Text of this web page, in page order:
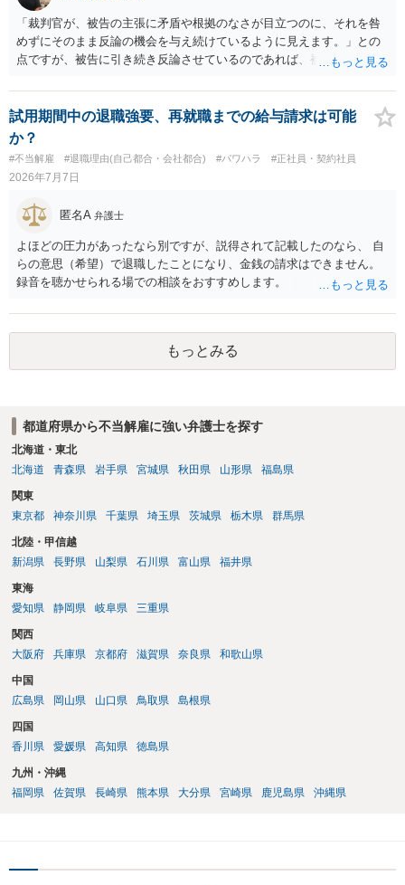
「裁判官が、被告の主張に矛盾や根拠のなさが目立つのに、それを咎
めずにそのまま反論の機会を与え続けているように見えます。」との
点ですが、被告に引き続き反論させているのであれば、被告の主張が
くしている場合があります。被告がこれ以上ありませんと言えば終わ
るかと思います。ご参考にしてください。
試用期間中の退職強要、再就職までの給与請求は可能
か？
#不当解雇 #退職理由(自己都合・会社都合) #パワハラ #正社員・契約社員
2026年7月7日
匿名A 弁護士
よほどの圧力があったなら別ですが、説得されて記載したのなら、 自
らの意思（希望）で退職したことになり、金銭の請求はできません。
録音を聴かせられる場での相談をおすすめします。
もっとみる
都道府県から不当解雇に強い弁護士を探す
北海道・東北
北海道
青森県 岩手県 宮城県 秋田県 山形県 福島県
関東
東京都
神奈川県 千葉県 埼玉県 茨城県 栃木県 群馬県
北陸・甲信越
新潟県
長野県 山梨県 石川県 富山県 福井県
東海
愛知県
静岡県 岐阜県 三重県
関西
大阪府
兵庫県 京都府 滋賀県 奈良県 和歌山県
中国
広島県
岡山県 山口県 鳥取県 島根県
四国
香川県
愛媛県 高知県 徳島県
九州・沖縄
福岡県
佐賀県 長崎県 熊本県 大分県 宮崎県 鹿児島県 沖縄県